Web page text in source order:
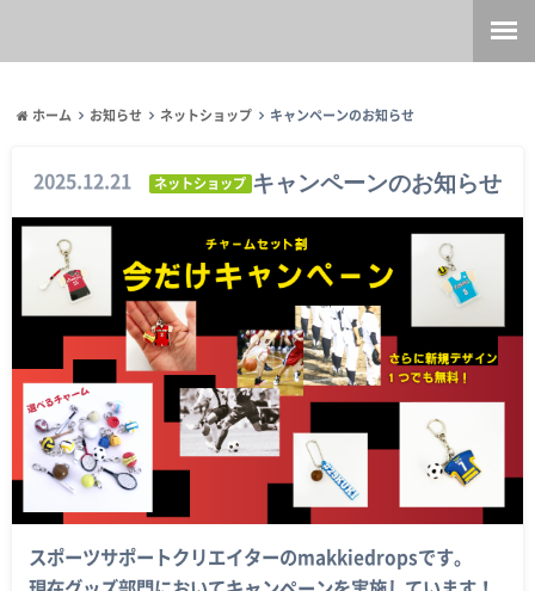
ホーム お知らせ ネットショップ キャンペーンのお知らせ
2025.12.21 ネットショップ キャンペーンのお知らせ
スポーツサポートクリエイターのmakkiedropsです。